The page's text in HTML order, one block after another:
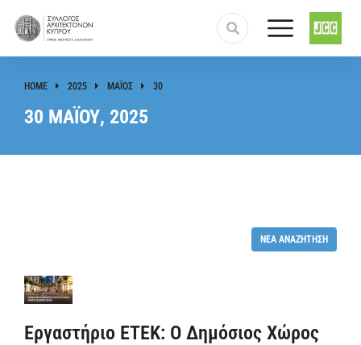
You are here:
HOME 2025 ΜΆΙΟΣ 30
30 ΜΑΪ́ΟΥ, 2025
ΝΈΑ ΑΝΑΖΉΤΗΣΗ
Εργαστήριο ΕΤΕΚ: Ο Δημόσιος Χώρος